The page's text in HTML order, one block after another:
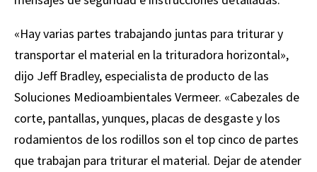
«Hay varias partes trabajando juntas para triturar y
transportar el material en la trituradora horizontal»,
dijo Jeff Bradley, especialista de producto de las
Soluciones Medioambientales Vermeer. «Cabezales de
corte, pantallas, yunques, placas de desgaste y los
rodamientos de los rodillos son el top cinco de partes
que trabajan para triturar el material. Dejar de atender